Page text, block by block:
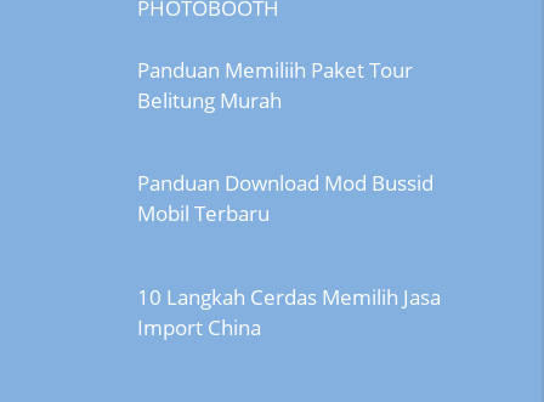
PHOTOBOOTH
Panduan Memiliih Paket Tour
Belitung Murah
Panduan Download Mod Bussid
Mobil Terbaru
10 Langkah Cerdas Memilih Jasa
Import China